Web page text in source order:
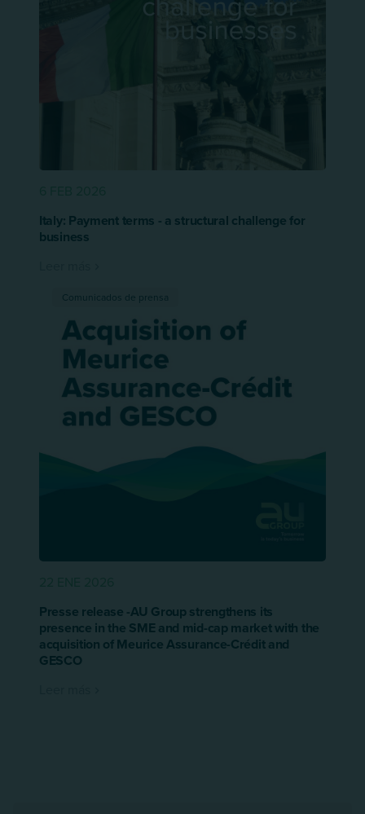
Italy: Payment terms - a structural challenge for
business
Comunicados de prensa
Presse release -AU Group strengthens its
presence in the SME and mid-cap market with the
acquisition of Meurice Assurance-Crédit and
GESCO